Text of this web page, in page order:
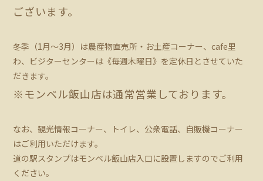
ございます。
冬季（1月～3月）は農産物直売所・お土産コーナー、cafe里
わ、ビジターセンターは《毎週木曜日》を定休日とさせていた
だきます。
※モンベル飯山店は通常営業しております。
なお、観光情報コーナー、トイレ、公衆電話、自販機コーナー
はご利用いただけます。
道の駅スタンプはモンベル飯山店入口に設置しますのでご利用
ください。